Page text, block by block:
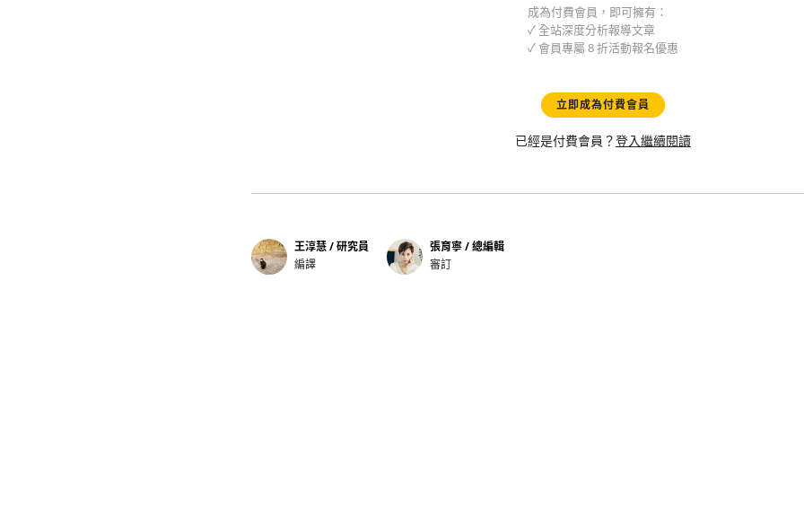
成為付費會員，即可擁有：
✓ 全站深度分析報導文章
✓ 會員專屬 8 折活動報名優惠
立即成為付費會員
已經是付費會員？登入繼續閱讀
王淳慧 / 研究員
編譯
張育寧 / 總編輯
審訂